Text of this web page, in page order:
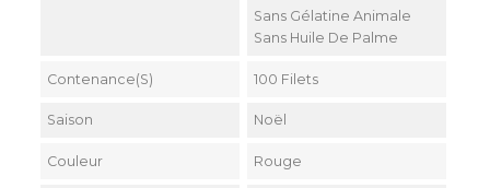
Sans Gélatine Animale
Sans Huile De Palme
Contenance(s) 100 Filets
Saison Noël
Couleur Rouge